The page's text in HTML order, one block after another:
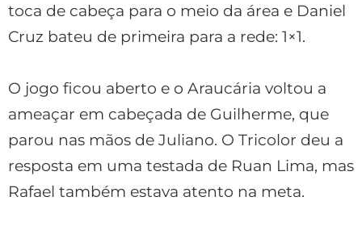
toca de cabeça para o meio da área e Daniel
Cruz bateu de primeira para a rede: 1×1.
O jogo ficou aberto e o Araucária voltou a
ameaçar em cabeçada de Guilherme, que
parou nas mãos de Juliano. O Tricolor deu a
resposta em uma testada de Ruan Lima, mas
Rafael também estava atento na meta.